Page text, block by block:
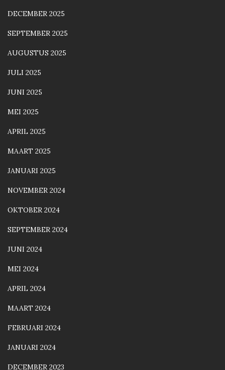
DECEMBER 2025
SEPTEMBER 2025
AUGUSTUS 2025
JULI 2025
JUNI 2025
MEI 2025
APRIL 2025
MAART 2025
JANUARI 2025
NOVEMBER 2024
OKTOBER 2024
SEPTEMBER 2024
JUNI 2024
MEI 2024
APRIL 2024
MAART 2024
FEBRUARI 2024
JANUARI 2024
DECEMBER 2023